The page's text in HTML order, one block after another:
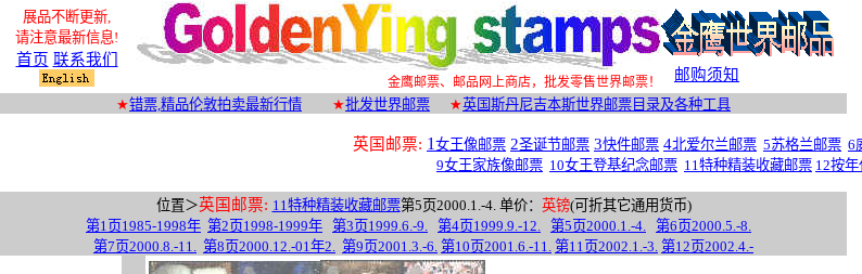
展品不断更新,
请注意最新信息!
首页 联系我们
金鹰邮票、邮品网上商店，批发零售世界邮票！ 邮购须知
★错票,精品伦敦拍卖最新行情 ★批发世界邮票 ★英国斯丹尼吉本斯世界邮票目录及各种工具
英国邮票: 1 女王像邮票 2圣诞节邮票 3快件邮票 4北爱尔兰邮票 5苏格兰邮票 6
9女王家族像邮票 10女王登基纪念邮票 11特种精装收藏邮票 12按
位置＞英国邮票: 11特种精装收藏邮票第5 页2000.1.-4. 单价： 英镑(可 折其它通用货币)
第1 页1985-1998年 第2 页1998-1999年 第3 页1999.6.-9. 第4页1999.9.-12. 第5 页2000.1.-4. 第6 页2000.5.-8.
第7 页2000.8.-11. 第8 页2000.12.-01年2. 第9 页2001.3.-6. 第10 页2001.6.-11. 第11 页2002.1.-3. 第12 页2002.4.-